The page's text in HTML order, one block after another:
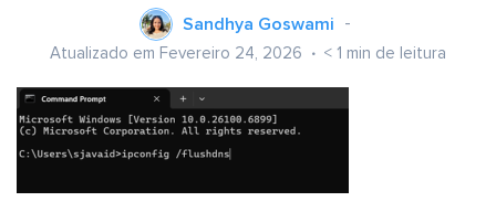
Sandhya Goswami
Atualizado em Fevereiro 24, 2026 < 1 min de leitura